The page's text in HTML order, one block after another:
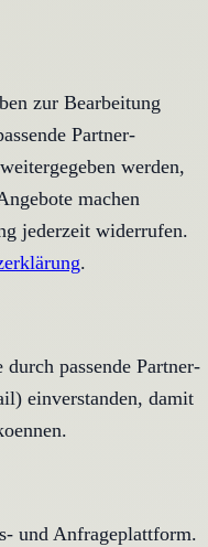
zur Bearbeitung
Partner-
werden,
machen
jederzeit widerrufen.
.
passende Partner-
einverstanden, damit
und Anfrageplattform.